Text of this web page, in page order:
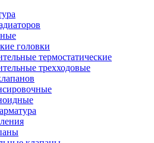
головки
термостатические
трехходовые